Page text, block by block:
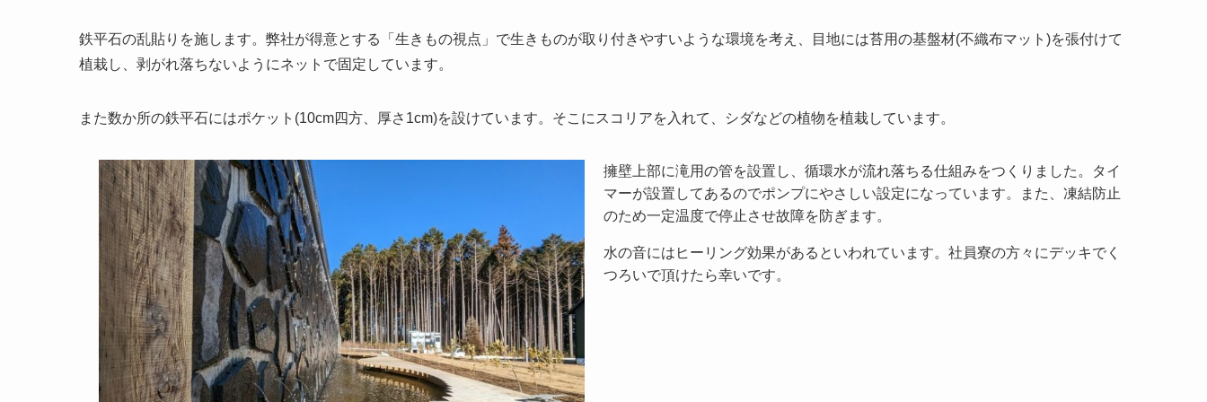
鉄平石の乱貼りを施します。弊社が得意とする「生きもの視点」で生きものが取り付きやすいような環境を考え、目地には苔用の基盤材(不織布マット)を張付けて
植栽し、剥がれ落ちないようにネットで固定しています。
また数か所の鉄平石にはポケット(10cm四方、厚さ1cm)を設けています。そこにスコリアを入れて、シダなどの植物を植栽しています。
擁壁上部に滝用の管を設置し、循環水が流れ落ちる仕組みをつくりました。タイ
マーが設置してあるのでポンプにやさしい設定になっています。また、凍結防止
のため一定温度で停止させ故障を防ぎます。
水の音にはヒーリング効果があるといわれています。社員寮の方々にデッキでく
つろいで頂けたら幸いです。